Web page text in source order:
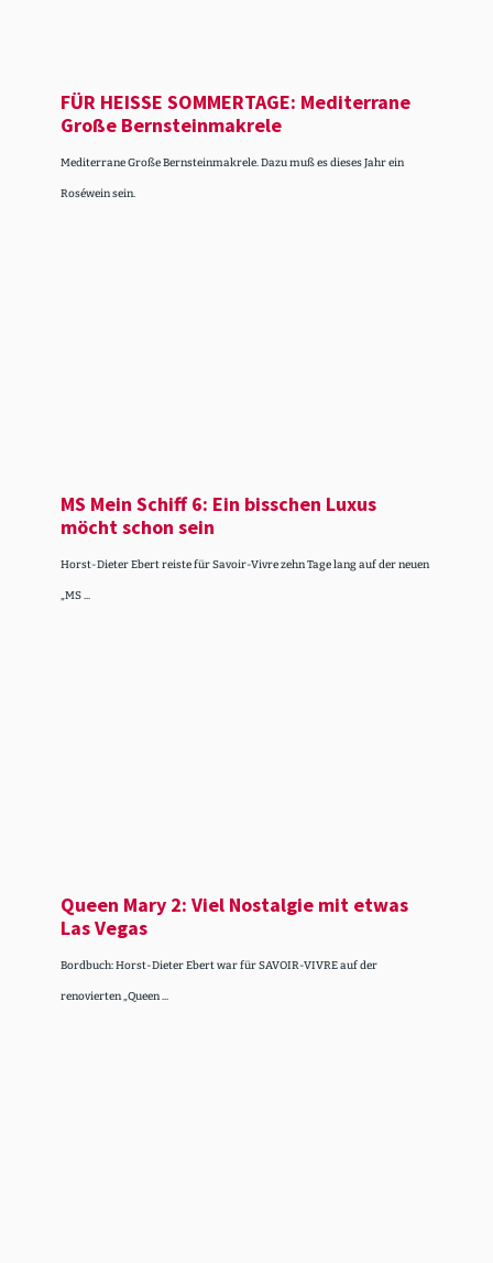
FÜR HEISSE SOMMERTAGE: Mediterrane
Große Bernstein­ma­krele
Mediterrane Große Bernsteinmakrele. Dazu muß es dieses Jahr ein
Roséwein sein.
MS Mein Schiff 6: Ein bisschen Luxus
möcht schon sein
Horst-Dieter Ebert reiste für Savoir-Vivre zehn Tage lang auf der neuen
„MS ...
Queen Mary 2: Viel Nostalgie mit etwas
Las Vegas
Bordbuch: Horst-Dieter Ebert war für SAVOIR-VIVRE auf der
renovierten „Queen ...